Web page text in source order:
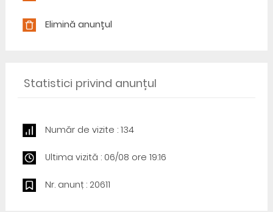
Elimină anunțul
Statistici privind anunțul
Număr de vizite : 134
Ultima vizită : 06/08 ore 19:16
Nr. anunț : 20611